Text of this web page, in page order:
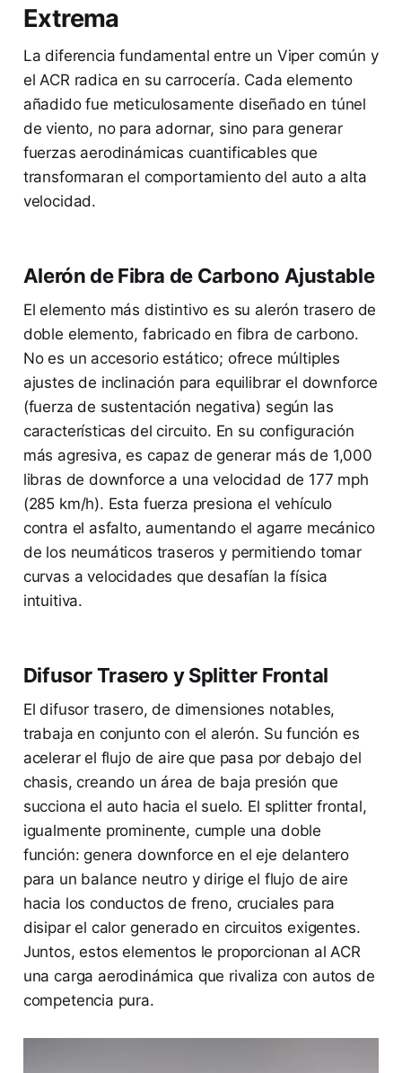
Extrema
La diferencia fundamental entre un Viper común y
el ACR radica en su carrocería. Cada elemento
añadido fue meticulosamente diseñado en túnel
de viento, no para adornar, sino para generar
fuerzas aerodinámicas cuantificables que
transformaran el comportamiento del auto a alta
velocidad.
Alerón de Fibra de Carbono Ajustable
El elemento más distintivo es su alerón trasero de
doble elemento, fabricado en fibra de carbono.
No es un accesorio estático; ofrece múltiples
ajustes de inclinación para equilibrar el downforce
(fuerza de sustentación negativa) según las
características del circuito. En su configuración
más agresiva, es capaz de generar más de 1,000
libras de downforce a una velocidad de 177 mph
(285 km/h). Esta fuerza presiona el vehículo
contra el asfalto, aumentando el agarre mecánico
de los neumáticos traseros y permitiendo tomar
curvas a velocidades que desafían la física
intuitiva.
Difusor Trasero y Splitter Frontal
El difusor trasero, de dimensiones notables,
trabaja en conjunto con el alerón. Su función es
acelerar el flujo de aire que pasa por debajo del
chasis, creando un área de baja presión que
succiona el auto hacia el suelo. El splitter frontal,
igualmente prominente, cumple una doble
función: genera downforce en el eje delantero
para un balance neutro y dirige el flujo de aire
hacia los conductos de freno, cruciales para
disipar el calor generado en circuitos exigentes.
Juntos, estos elementos le proporcionan al ACR
una carga aerodinámica que rivaliza con autos de
competencia pura.